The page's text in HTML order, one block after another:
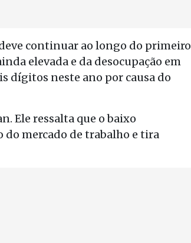
continuar ao longo do primeiro
elevada e da desocupação em
dígitos neste ano por causa do
Ele ressalta que o baixo
do mercado de trabalho e tira